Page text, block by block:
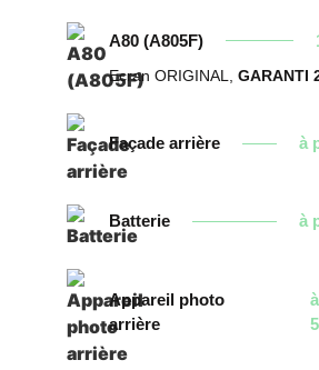
A80 (A805F)
Ecran ORIGINAL,GARANTI
Façade arrière à
Batterie à
Appareil photo
arrière